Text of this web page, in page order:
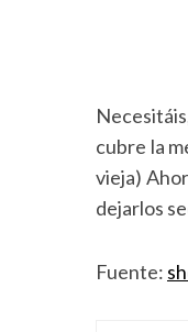
cubre la
vieja)
dejarlos
Fuente: